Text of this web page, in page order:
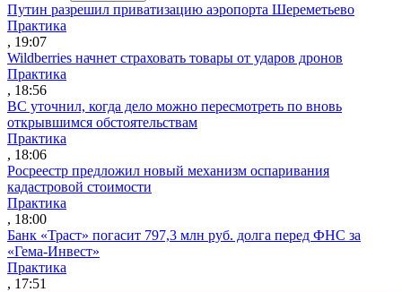
Путин разрешил приватизацию аэропорта Шереметьево
Практика
, 19:07
Wildberries начнет страховать товары от ударов дронов
Практика
, 18:56
ВС уточнил, когда дело можно пересмотреть по вновь
открывшимся обстоятельствам
Практика
, 18:06
Росреестр предложил новый механизм оспаривания
кадастровой стоимости
Практика
, 18:00
Банк «Траст» погасит 797,3 млн руб. долга перед ФНС за
«Гема-Инвест»
Практика
, 17:51